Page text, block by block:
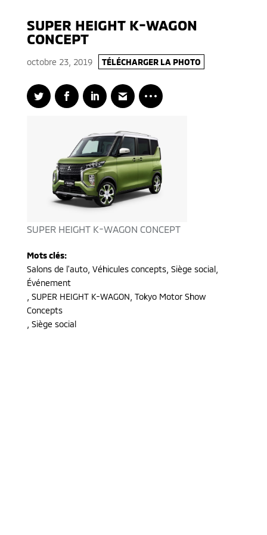
SUPER HEIGHT K-WAGON
CONCEPT
octobre 23, 2019 TÉLÉCHARGER LA PHOTO
SUPER HEIGHT K-WAGON CONCEPT
Mots clés:
Salons de l'auto, Véhicules concepts, Siège social,
Événement
SUPER HEIGHT K-WAGON, Tokyo Motor Show
Concepts
Siège social